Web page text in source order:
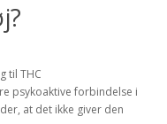
til THC
psykoaktive forbindelse i
at det ikke giver den